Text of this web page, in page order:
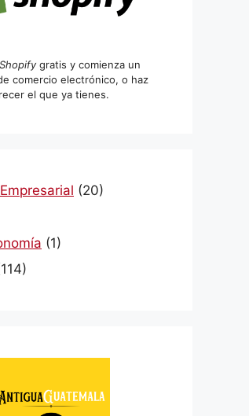
Shopifygratis y comienza un
comercio electrónico, o haz
el que ya tienes.
(20)
(1)